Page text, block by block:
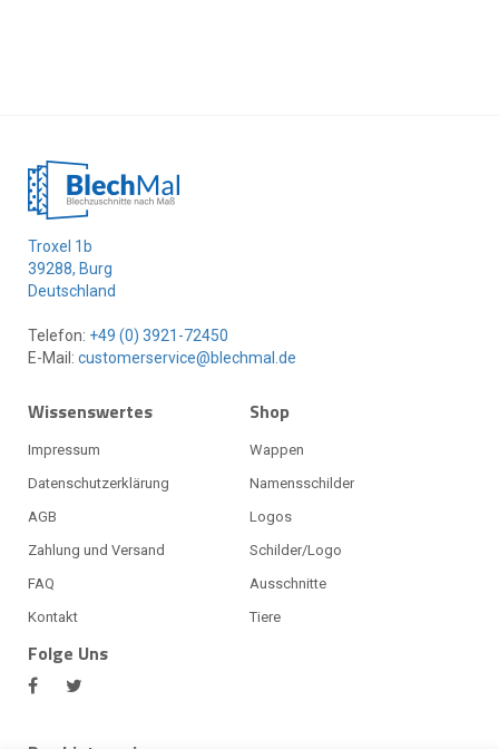
Troxel 1b
39288, Burg
Deutschland
Telefon: +49 (0) 3921-72450
E-Mail: customerservice@blechmal.de
Wissenswertes
Impressum
Datenschutzerklärung
AGB
Zahlung und Versand
FAQ
Kontakt
Shop
Wappen
Namensschilder
Logos
Schilder/Logo
Ausschnitte
Tiere
Folge Uns